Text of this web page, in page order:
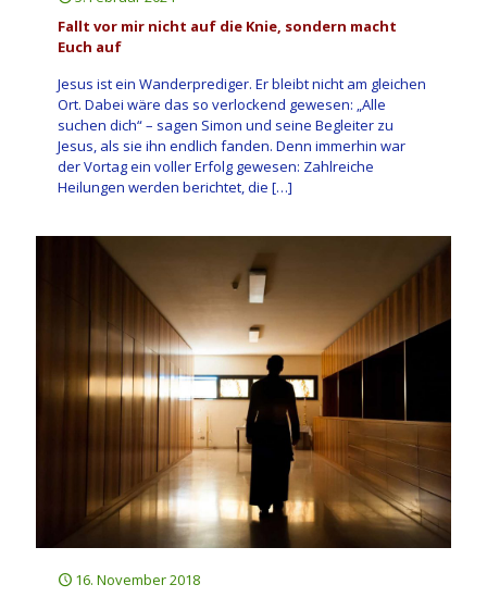
Fallt vor mir nicht auf die Knie, sondern macht
Euch auf
Jesus ist ein Wanderprediger. Er bleibt nicht am gleichen
Ort. Dabei wäre das so verlockend gewesen: „Alle
suchen dich“ – sagen Simon und seine Begleiter zu
Jesus, als sie ihn endlich fanden. Denn immerhin war
der Vortag ein voller Erfolg gewesen: Zahlreiche
Heilungen werden berichtet, die […]
16. November 2018